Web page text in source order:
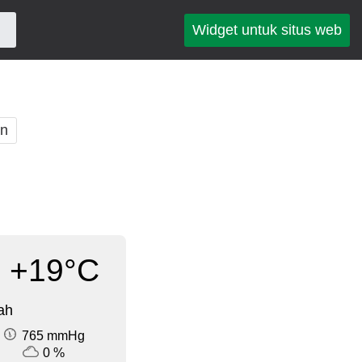
Widget untuk situs web
+19°C
765 mmHg
0 %